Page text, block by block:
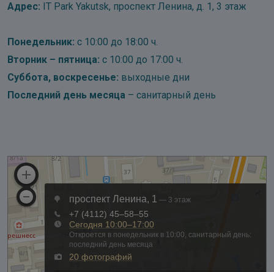
Адрес: IT Park Yakutsk, проспект Ленина, д. 1, 3 этаж
Понедельник: с 10:00 до 18:00 ч.
Вторник – пятница: с 10:00 до 17:00 ч.
Суббота, воскресенье: выходные дни
Последний день месяца – санитарный день